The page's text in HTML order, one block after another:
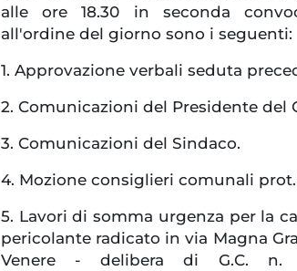
alle ore 18.30 in seconda
all'ordine del giorno sono i seguenti:
1. Approvazione verbali seduta
2. Comunicazioni del Presidente del
3. Comunicazioni del Sindaco.
4. Mozione consiglieri comunali prot.
5. Lavori di somma urgenza per la
pericolante radicato in via Magna
Venere - delibera di G.C. n.